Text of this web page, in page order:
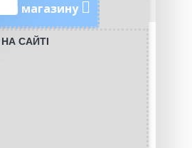
магазину
САЙТІ